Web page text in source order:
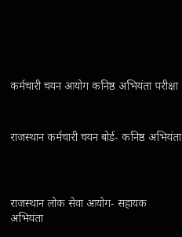
कर्मचारी चयन आयोग कनिष्ठ अभियंता परीक्षा
राजस्थान कर्मचारी चयन बोर्ड- कनिष्ठ अभियंता
राजस्थान लोक सेवा आयोग- सहायक
अभियंता